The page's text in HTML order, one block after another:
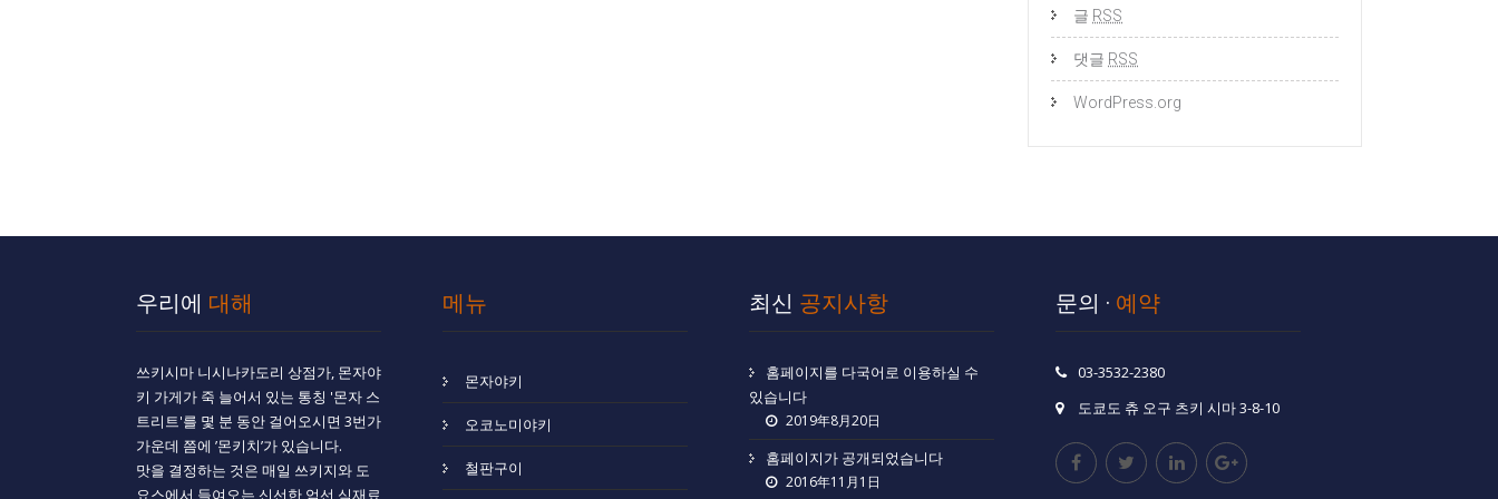
글 RSS
댓글 RSS
WordPress.org
우리에 대해
쓰키시마 니시나카도리 상점가, 몬자야
키 가게가 죽 늘어서 있는 통칭 '몬자 스
트리트'를 몇 분 동안 걸어오시면 3번가
가운데 쯤에 ’몬키치’가 있습니다.
맛을 결정하는 것은 매일 쓰키지와 도
요스에서 들여오는 신선한 엄선 식재료
메뉴
몬자야키
오코노미야키
철판구이
최신 공지사항
홈페이지를 다국어로 이용하실 수
있습니다
2019年8月20日
홈페이지가 공개되었습니다
2016年11月1日
문의 · 예약
03-3532-2380
도쿄도 츄 오구 츠키 시마 3-8-10